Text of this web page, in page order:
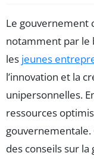
Le gouvernement
notamment par le
les jeunes
l’innovation et la
unipersonnelles.
ressources
gouvernementale.
des conseils sur la